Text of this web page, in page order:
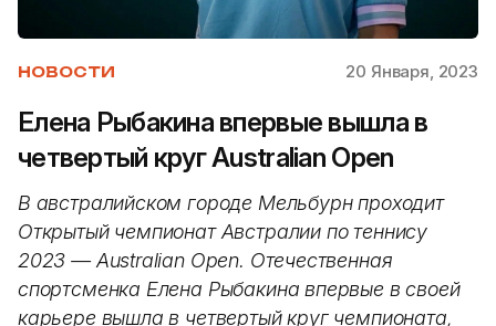
НОВОСТИ 20 Января, 2023
Елена Рыбакина впервые вышла в
четвертый круг Australian Open
В австралийском городе Мельбурн проходит
Открытый чемпионат Австралии по теннису
2023 — Australian Open. Отечественная
спортсменка Елена Рыбакина впервые в своей
карьере вышла в четвертый круг чемпионата,